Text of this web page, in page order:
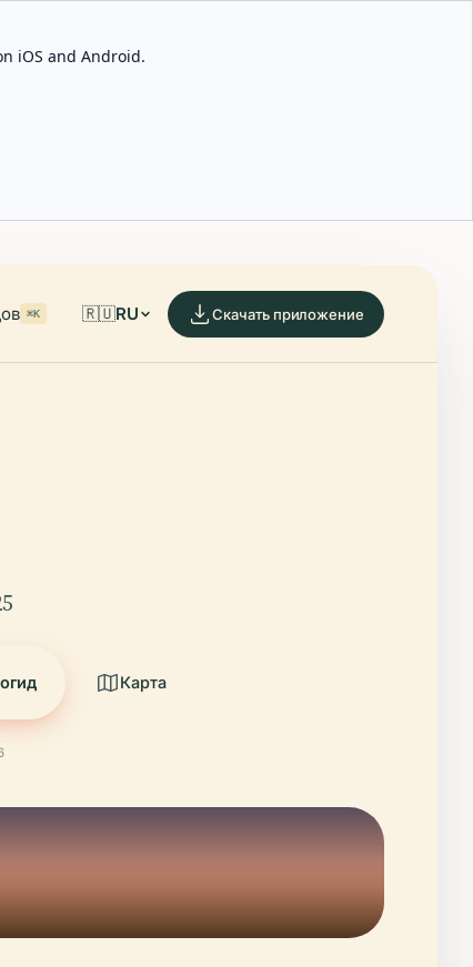
iOS and Android.
⌘K 🇷🇺RU Скачать приложение
Карта